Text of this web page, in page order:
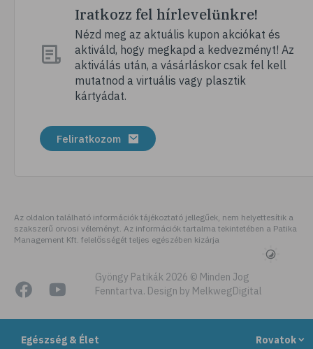
Egészség & Élet Rovatok
# adaptogén
# roborálás
# vanília
# szegfűbors
# narancs
Iratkozz fel hírlevelünkre!
Nézd meg az aktuális kupon akciókat és
aktiváld, hogy megkapd a kedvezményt! Az
aktiválás után, a vásárláskor csak fel kell
mutatnod a virtuális vagy plasztik
kártyádat.
Feliratkozom
Az oldalon található információk tájékoztató jellegűek, nem helyettesítik a
szakszerű orvosi véleményt. Az információk tartalma tekintetében a Patika
Management Kft. felelősségét teljes egészében kizárja
Gyöngy Patikák 2026 © Minden Jog
Fenntartva. Design by MelkwegDigital